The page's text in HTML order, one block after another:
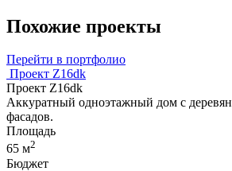
Похожие проекты
Перейти в портфолио
Проект Z16dk
Проект Z16dk
Аккуратный одноэтажный дом с
фасадов.
Площадь
65 м2
Бюджет